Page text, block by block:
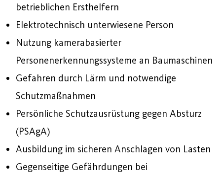
betrieblichen Ersthelfern
Elektrotechnisch unterwiesene Person
Nutzung kamerabasierter
Personenerkennungssysteme an Baumaschinen
Gefahren durch Lärm und notwendige
Schutzmaßnahmen
Persönliche Schutzausrüstung gegen Absturz
(PSAgA)
Ausbildung im sicheren Anschlagen von Lasten
Gegenseitige Gefährdungen bei